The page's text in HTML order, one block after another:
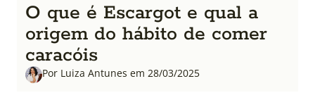
O que é Escargot e qual a
origem do hábito de comer
caracóis
Por Luiza Antunes em 28/03/2025